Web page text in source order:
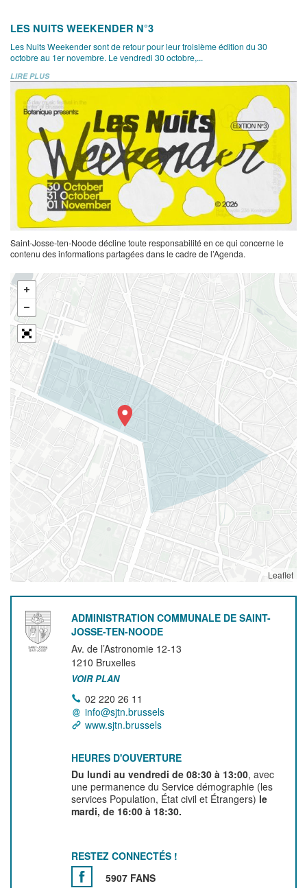
LES NUITS WEEKENDER N°3
Les Nuits Weekender sont de retour pour leur troisième édition du 30
octobre au 1er novembre. Le vendredi 30 octobre,...
LIRE PLUS
Saint-Josse-ten-Noode décline toute responsabilité en ce qui concerne le
contenu des informations partagées dans le cadre de l’Agenda.
Leaflet
ADMINISTRATION COMMUNALE DE SAINT-
JOSSE-TEN-NOODE
Av. de l’Astronomie 12-13
1210 Bruxelles
VOIR PLAN
02 220 26 11
info@sjtn.brussels
www.sjtn.brussels
HEURES D'OUVERTURE
Du lundi au vendredi de 08:30 à 13:00, avec
une permanence du Service démographie (les
services Population, État civil et Étrangers) le
mardi, de 16:00 à 18:30.
RESTEZ CONNECTÉS !
5907 FANS